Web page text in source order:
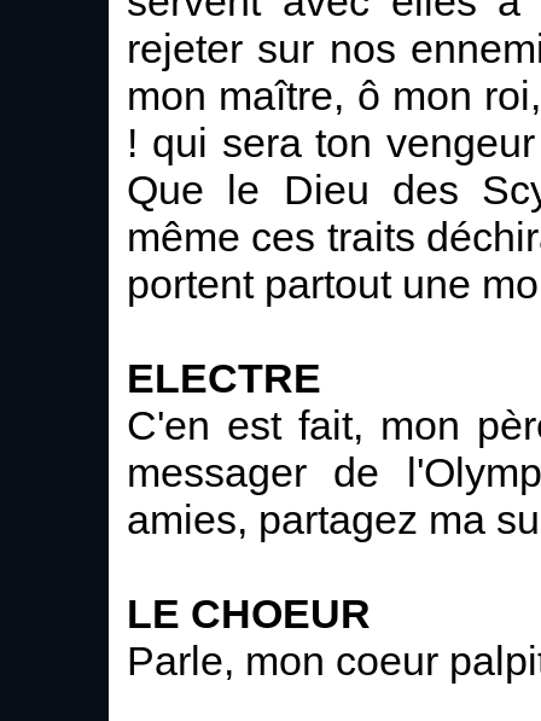
rejeter sur nos
mon maître, ô mon
! qui sera ton
Que le Dieu des
même ces traits
portent partout une
ELECTRE
C'en est fait, mon
messager de
amies, partagez ma
LE CHOEUR
Parle, mon coeur